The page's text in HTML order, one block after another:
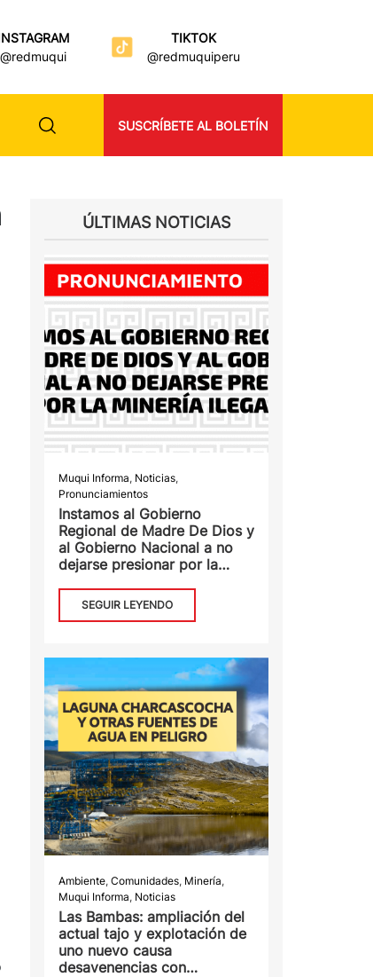
@redmuqui
TIKTOK
@redmuquiperu
SUSCRÍBETE AL BOLETÍN
ÚLTIMAS NOTICIAS
Muqui Informa, Noticias,
Pronunciamientos
Instamos al Gobierno
Regional de Madre De Dios y
al Gobierno Nacional a no
dejarse presionar por la
SEGUIR LEYENDO
Ambiente, Comunidades, Minería,
Muqui Informa, Noticias
Las Bambas: ampliación del
actual tajo y explotación de
uno nuevo causa
desavenencias con